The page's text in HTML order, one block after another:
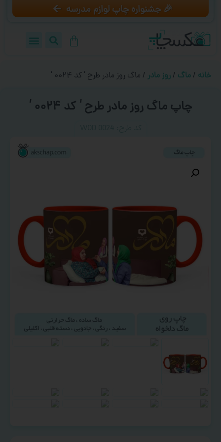
🎉 جشنواره چاپ لوازم مدرسه
خانه / ماگ / روز مادر / ماگ روز مادر طرح ‘ کد ۰۰۲۴ ‘
چاپ ماگ روز مادر طرح ‘ کد ۰۰۲۴ ‘